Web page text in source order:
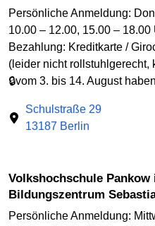
Persönliche Anmeldung:
10.00 – 12.00, 15.00 – 18.00
Bezahlung: Kreditkarte /
(leider nicht rollstuhlgerecht,
🔒vom 3. bis 14. August
Schulstraße 29
13187 Berlin
Volkshochschule Pankow im Kultur- und
Bildungszentrum
Persönliche Anmeldung: